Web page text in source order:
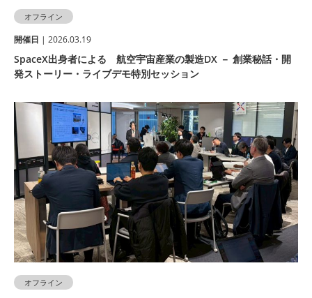
オフライン
開催⽇ | 2026.03.19
SpaceX出身者による 航空宇宙産業の製造DX － 創業秘話・開
発ストーリー・ライブデモ特別セッション
オフライン